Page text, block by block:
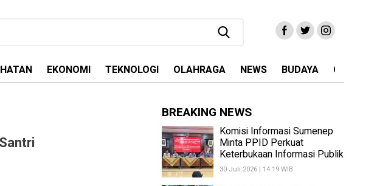
EKONOMI TEKNOLOGI OLAHRAGA NEWS BUDAYA OPINI
BREAKING NEWS
Komisi Informasi Sumenep
Minta PPID Perkuat
Keterbukaan Informasi Publik
30 Juli 2026 | 14:19 WIB